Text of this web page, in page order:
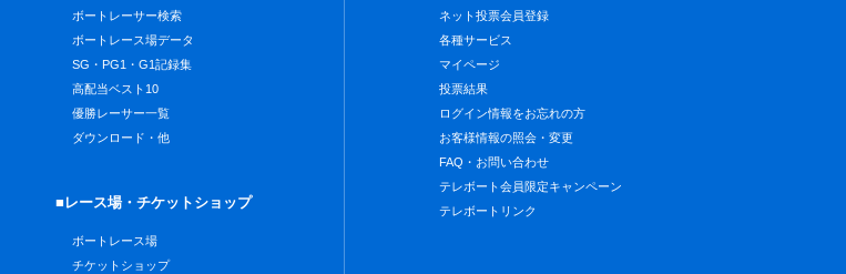
ボートレーサー検索
ボートレース場データ
SG・PG1・G1記録集
高配当ベスト10
優勝レーサー一覧
ダウンロード・他
■レース場・チケットショップ
ボートレース場
チケットショップ
ネット投票会員登録
各種サービス
マイページ
投票結果
ログイン情報をお忘れの方
お客様情報の照会・変更
FAQ・お問い合わせ
テレボート会員限定キャンペーン
テレボートリンク